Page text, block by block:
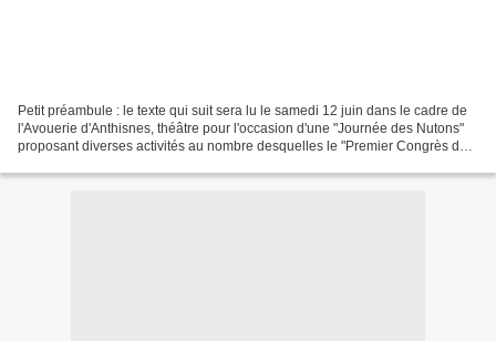
Petit préambule : le texte qui suit sera lu le samedi 12 juin dans le cadre de
l'Avouerie d'Anthisnes, théâtre pour l'occasion d'une "Journée des Nutons"
proposant diverses activités au nombre desquelles le "Premier Congrès de